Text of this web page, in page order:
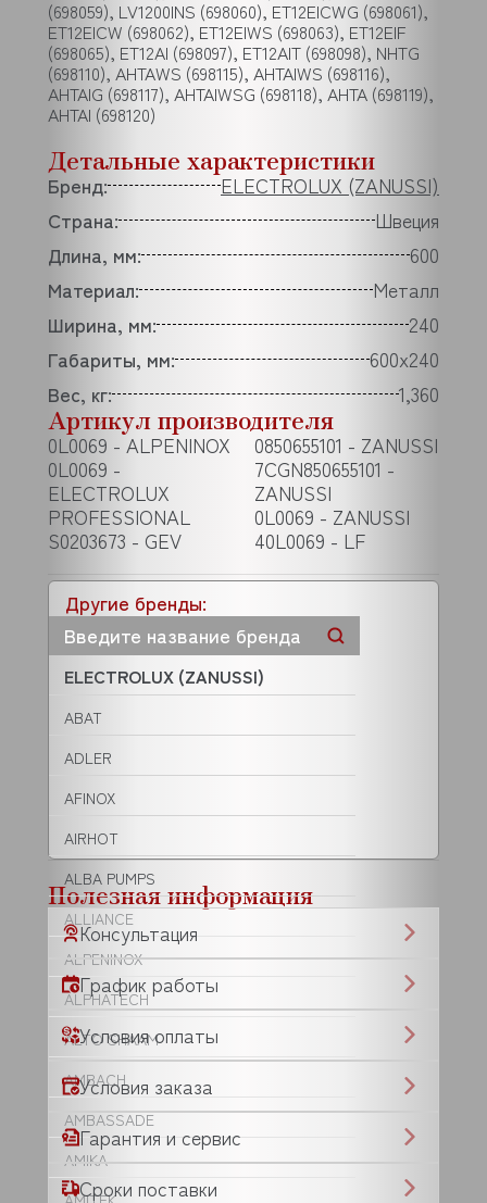
Другие бренды:
ELECTROLUX (ZANUSSI)
ABAT
ADLER
AFINOX
AIRHOT
ALBA PUMPS
ALLIANCE
ALPENINOX
ALPHATECH
ALTO SHAAM
AMBACH
AMBASSADE
AMIKA
(698059), LV1200INS (698060), ET12EICWG (698061),
ET12EICW (698062), ET12EIWS (698063), ET12EIF
(698065), ET12AI (698097), ET12AIT (698098), NHTG
(698110), AHTAWS (698115), AHTAIWS (698116),
AHTAIG (698117), AHTAIWSG (698118), AHTA (698119),
AHTAI (698120)
Детальные характеристики
Бренд:
ELECTROLUX (ZANUSSI)
Страна:
Швеция
Длина, мм:
600
Материал:
Металл
Ширина, мм:
240
Габариты, мм:
600x240
Вес, кг:
1,360
Артикул производителя
0L0069 - ALPENINOX
0L0069 -
ELECTROLUX
PROFESSIONAL
S0203673 - GEV
0850655101 - ZANUSSI
7CGN850655101 -
ZANUSSI
0L0069 - ZANUSSI
40L0069 - LF
Полезная информация
Консультация
График работы
Условия оплаты
Условия заказа
Гарантия и сервис
Сроки поставки